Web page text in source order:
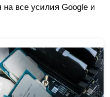
на все усилия Google и